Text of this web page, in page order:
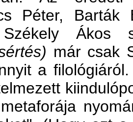
Péter, Barták
Ákos
már csak
a